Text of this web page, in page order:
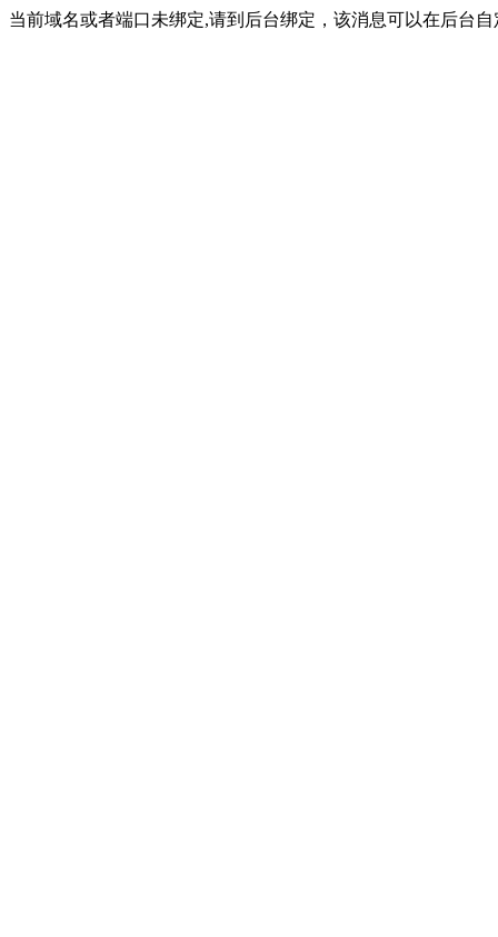
当前域名或者端口未绑定,请到后台绑定，该消息可以在后台自